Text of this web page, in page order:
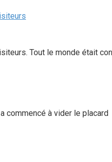
Tout le monde était
commencé à vider le placard